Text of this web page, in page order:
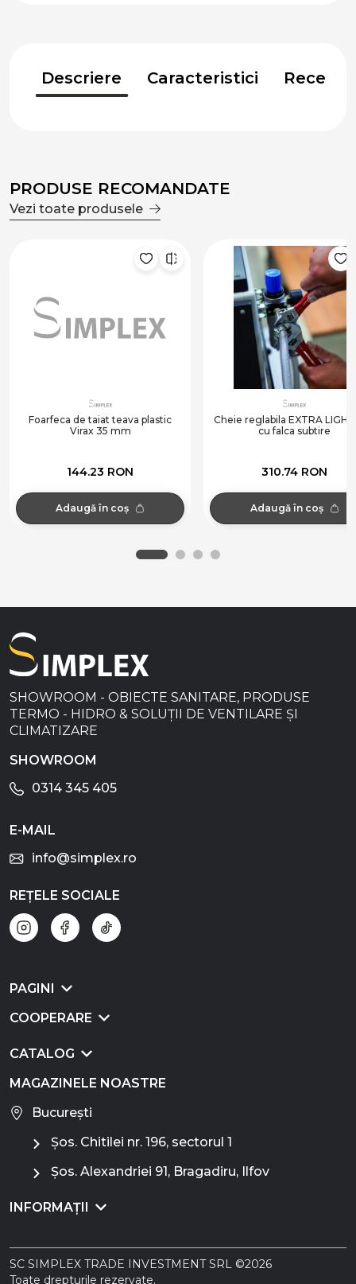
Descriere Caracteristici
PRODUSE RECOMANDATE
Vezi toate produsele
Foarfeca de taiat teava plastic
Virax 35 mm
144.23 RON
Adaugă în coș
Cheie reglabila EXTRA LIGHT
cu falca subtire
310.74 RON
Adaugă în coș
SHOWROOM - OBIECTE SANITARE, PRODUSE
TERMO - HIDRO & SOLUȚII DE VENTILARE ȘI
CLIMATIZARE
SHOWROOM
0314 345 405
E-MAIL
info@simplex.ro
REȚELE SOCIALE
PAGINI
COOPERARE
CATALOG
MAGAZINELE NOASTRE
București
Șos. Chitilei nr. 196, sectorul 1
Șos. Alexandriei 91, Bragadiru, Ilfov
INFORMAȚII
SC SIMPLEX TRADE INVESTMENT SRL ©2026
Toate drepturile rezervate.